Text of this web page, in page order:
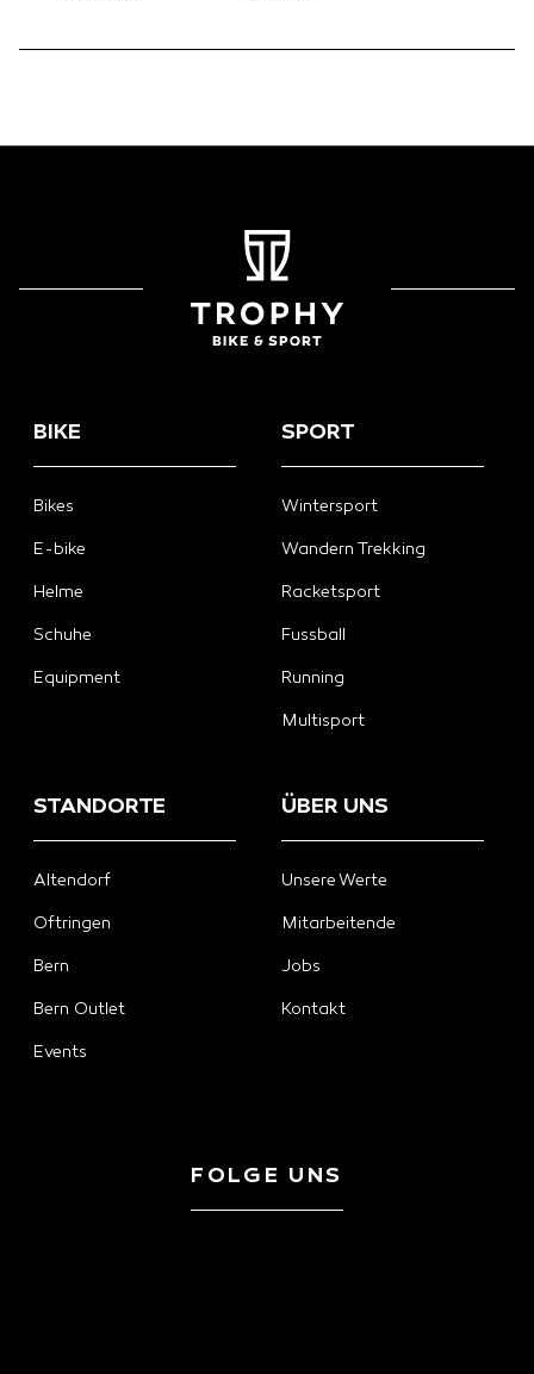
BIKE
Bikes
E-bike
Helme
Schuhe
Equipment
SPORT
Wintersport
Wandern Trekking
Racketsport
Fussball
Running
Multisport
STANDORTE
Altendorf
Oftringen
Bern
Bern Outlet
Events
ÜBER UNS
Unsere Werte
Mitarbeitende
Jobs
Kontakt
FOLGE UNS